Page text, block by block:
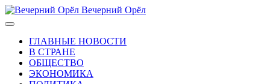
Вечерний Орёл
ГЛАВНЫЕ НОВОСТИ
В СТРАНЕ
ОБЩЕСТВО
ЭКОНОМИКА